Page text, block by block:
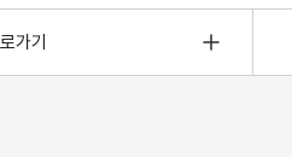
가기